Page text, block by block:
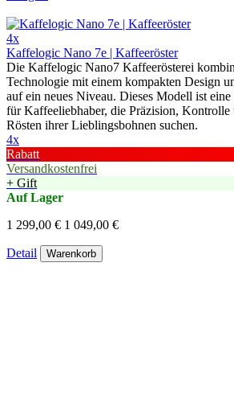
4x
Kaffelogic Nano 7e | Kaffeeröster
Die Kaffelogic Nano7 Kaffeerösterei
Technologie mit einem kompakten Design
auf ein neues Niveau. Dieses Modell ist eine
für Kaffeeliebhaber, die Präzision,
Rösten ihrer Lieblingsbohnen suchen.
4x
Rabatt
Versandkostenfrei
+ Gift
Auf Lager
1 299,00 € 1 049,00 €
Detail Warenkorb